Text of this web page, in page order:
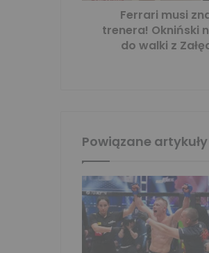
Ferrari musi
trenera! Okniński
do walki z
Powiązane artykuły